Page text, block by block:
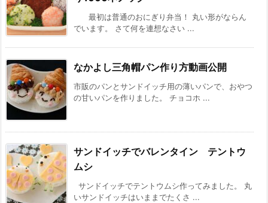
最初は普通のおにぎり弁当！ 丸い形がならん
でいます。 さて何を連想なさい ...
なかよし三角帽パン作り方動画公開
市販のパンとサンドイッチ用の薄いパンで、おやつ
の甘いパンを作りました。 チョコホ ...
サンドイッチでバレンタイン テントウ
ムシ
サンドイッチでテントウムシ作ってみました。 丸
いサンドイッチはいままでたくさ ...